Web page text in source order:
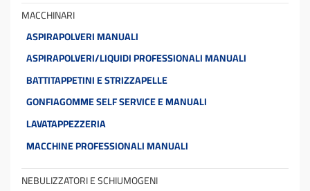
MACCHINARI
ASPIRAPOLVERI MANUALI
ASPIRAPOLVERI/LIQUIDI PROFESSIONALI MANUALI
BATTITAPPETINI E STRIZZAPELLE
GONFIAGOMME SELF SERVICE E MANUALI
LAVATAPPEZZERIA
MACCHINE PROFESSIONALI MANUALI
NEBULIZZATORI E SCHIUMOGENI